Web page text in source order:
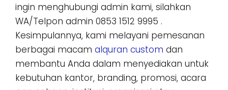
ingin menghubungi admin kami, silahkan
WA/Telpon admin 0853 1512 9995 .
Kesimpulannya, kami melayani pemesanan
berbagai macam alquran custom dan
membantu Anda dalam menyediakan untuk
kebutuhan kantor, branding, promosi, acara